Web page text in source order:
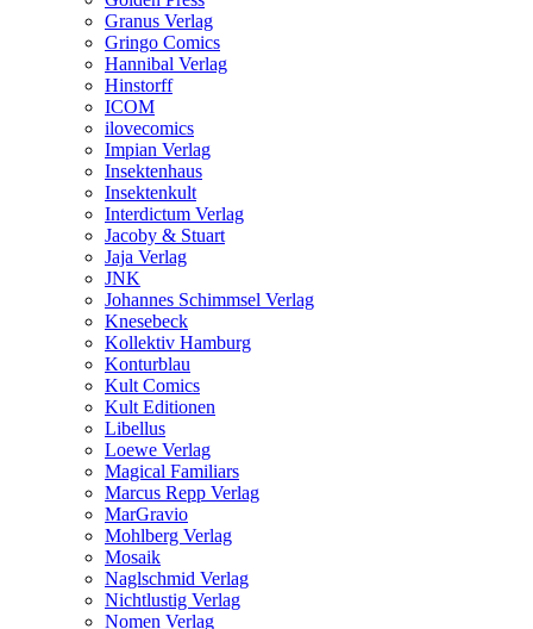
Granus Verlag
Gringo Comics
Hannibal Verlag
Hinstorff
ICOM
ilovecomics
Impian Verlag
Insektenhaus
Insektenkult
Interdictum Verlag
Jacoby & Stuart
Jaja Verlag
JNK
Johannes Schimmsel Verlag
Knesebeck
Kollektiv Hamburg
Konturblau
Kult Comics
Kult Editionen
Libellus
Loewe Verlag
Magical Familiars
Marcus Repp Verlag
MarGravio
Mohlberg Verlag
Mosaik
Naglschmid Verlag
Nichtlustig Verlag
Nomen Verlag